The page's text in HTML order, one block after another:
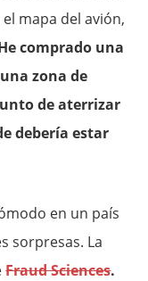
mapa del avión,
comprado una
zona de
de aterrizar
debería estar
en un país
sorpresas. La
Fraud Sciences.